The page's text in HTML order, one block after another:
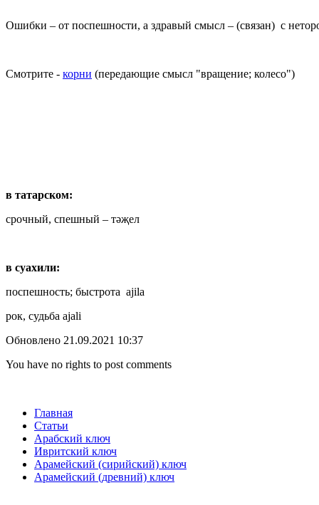
Ошибки – от поспешности, а здравый смысл – (связан) с
Смотрите - корни (передающие смысл "вращение; колесо")
в татарском:
срочный, спешный – тәҗел
в суахили:
поспешность; быстрота ajila
рок, судьба ajali
Обновлено 21.09.2021 10:37
You have no rights to post comments
Главная
Статьи
Арабский ключ
Ивритский ключ
Арамейский (сирийский) ключ
Арамейский (древний) ключ